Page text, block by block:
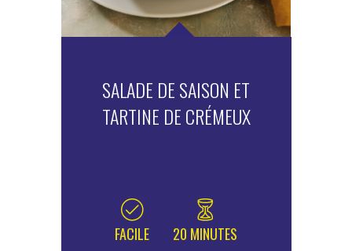
SALADE DE SAISON ET
TARTINE DE CRÉMEUX
FACILE 20 MINUTES